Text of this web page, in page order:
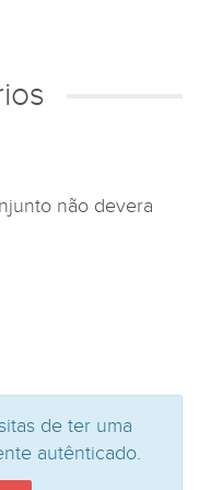
não devera
de ter uma
autênticado.